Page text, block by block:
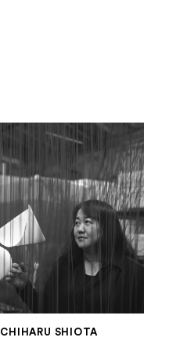
CHIHARU SHIOTA